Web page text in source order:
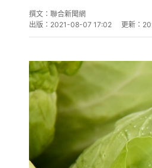
撰文： 聯合新聞網
出版： 2021-08-07 17:02 更新：